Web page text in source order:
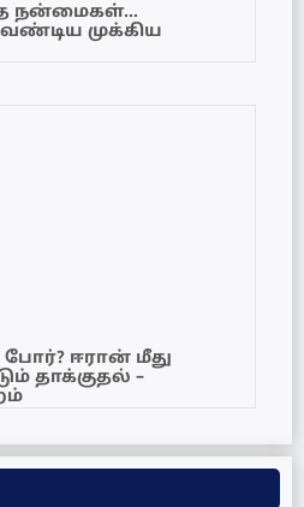
நன்மைகள்…
முக்கிய
ஈரான் மீது
தாக்குதல் –